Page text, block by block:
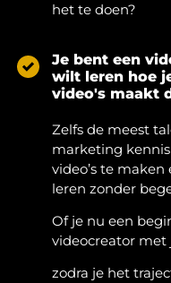
het te doen?
Je bent een
wilt leren hoe
video's maakt
Zelfs de meest
marketing
video’s te
leren zonder
Of je nu een
videocreator met
zodra je het